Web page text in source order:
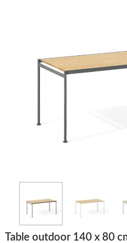
Table outdoor 140 x 80